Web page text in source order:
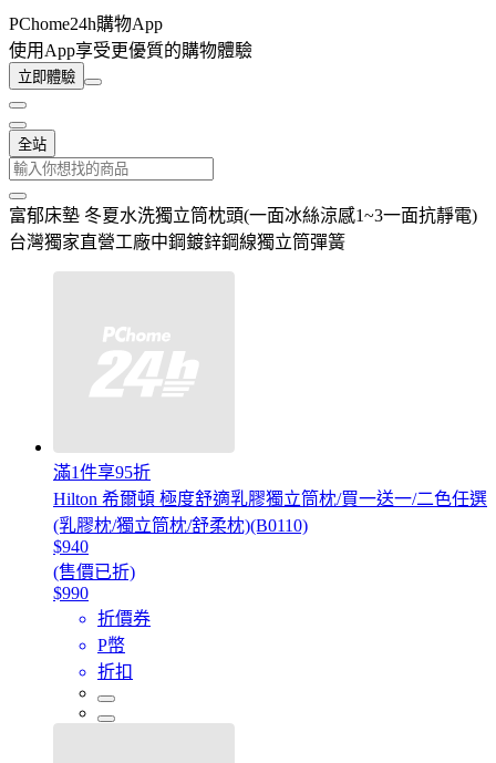
PChome24h購物App
使用App享受更優質的購物體驗
立即體驗
全站
富郁床墊 冬夏水洗獨立筒枕頭(一面冰絲涼感1~3一面抗靜電)
台灣獨家直營工廠中鋼鍍鋅鋼線獨立筒彈簧
滿1件享95折
Hilton 希爾頓 極度舒適乳膠獨立筒枕/買一送一/二色任選
(乳膠枕/獨立筒枕/舒柔枕)(B0110)
$940
(售價已折)
$990
折價券
P幣
折扣